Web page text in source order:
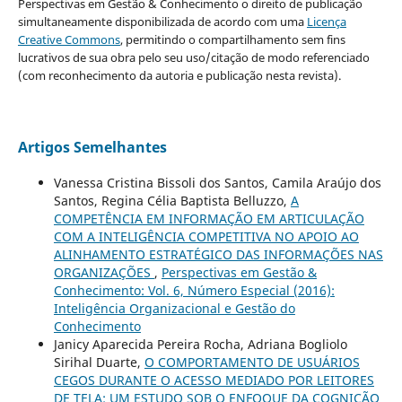
Perspectivas em Gestão & Conhecimento o direito de publicação
simultaneamente disponibilizada de acordo com uma Licença
Creative Commons, permitindo o compartilhamento sem fins
lucrativos de sua obra pelo seu uso/citação de modo referenciado
(com reconhecimento da autoria e publicação nesta revista).
Artigos Semelhantes
Vanessa Cristina Bissoli dos Santos, Camila Araújo dos
Santos, Regina Célia Baptista Belluzzo, A
COMPETÊNCIA EM INFORMAÇÃO EM ARTICULAÇÃO
COM A INTELIGÊNCIA COMPETITIVA NO APOIO AO
ALINHAMENTO ESTRATÉGICO DAS INFORMAÇÕES NAS
ORGANIZAÇÕES , Perspectivas em Gestão &
Conhecimento: Vol. 6, Número Especial (2016):
Inteligência Organizacional e Gestão do
Conhecimento
Janicy Aparecida Pereira Rocha, Adriana Bogliolo
Sirihal Duarte, O COMPORTAMENTO DE USUÁRIOS
CEGOS DURANTE O ACESSO MEDIADO POR LEITORES
DE TELA: UM ESTUDO SOB O ENFOQUE DA COGNIÇÃO